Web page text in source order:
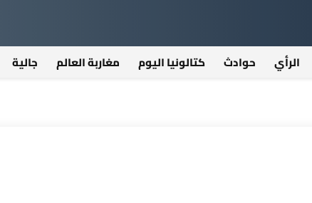
الرأي حوادث كتالونيا اليوم مغاربة العالم جالية